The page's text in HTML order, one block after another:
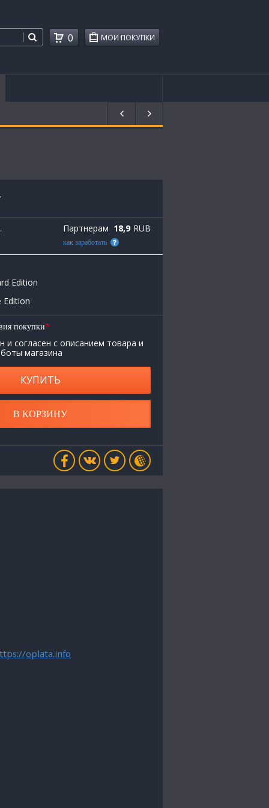
МОИ ПОКУПКИ
0
Партнерам 18,9 RUB
как заработать
Edition
Edition
покупки*
и согласен с описанием товара и
магазина
КУПИТЬ
В КОРЗИНУ
oplata.info